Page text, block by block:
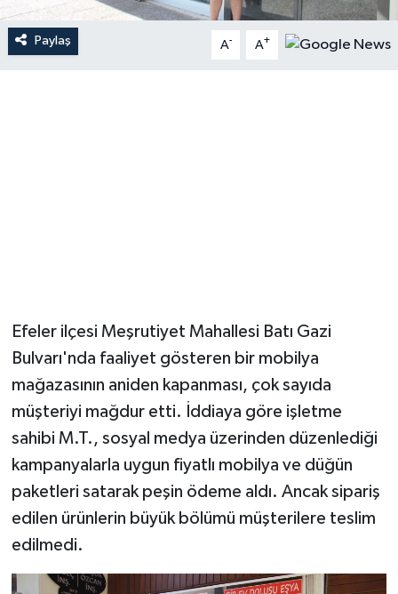
Paylaş A- A+
Efeler ilçesi Meşrutiyet Mahallesi Batı Gazi
Bulvarı'nda faaliyet gösteren bir mobilya
mağazasının aniden kapanması, çok sayıda
müşteriyi mağdur etti. İddiaya göre işletme
sahibi M.T., sosyal medya üzerinden düzenlediği
kampanyalarla uygun fiyatlı mobilya ve düğün
paketleri satarak peşin ödeme aldı. Ancak sipariş
edilen ürünlerin büyük bölümü müşterilere teslim
edilmedi.